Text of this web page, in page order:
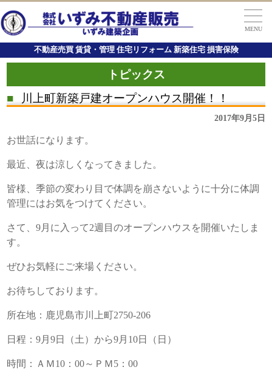
MENU
不動産売買 賃貸・管理 住宅リフォーム 新築住宅 損害保険
トピックス
■
川上町新築戸建オープンハウス開催！！
2017年9月5日
お世話になります。
最近、夜は涼しくなってきました。
皆様、季節の変わり目で体調を崩さないように十分に体調
管理にはお気をつけてください。
さて、9月に入って2週目のオープンハウスを開催いたしま
す。
ぜひお気軽にご来場ください。
お待ちしております。
所在地：鹿児島市川上町2750-206
日程：9月9日（土）から9月10日（日）
時間：ＡＭ10：00～ＰＭ5：00